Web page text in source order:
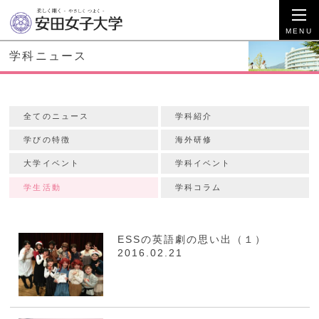
学科ニュース
全てのニュース 学科紹介
学びの特徴 海外研修
大学イベント 学科イベント
学生活動 学科コラム
ESSの英語劇の思い出（１）
2016.02.21